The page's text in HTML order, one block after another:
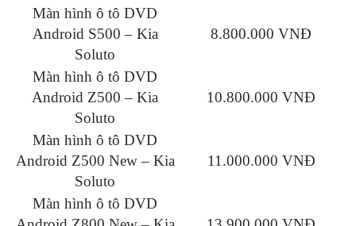
Màn hình ô tô DVD
Android S500 – Kia
Soluto
8.800.000 VNĐ
Màn hình ô tô DVD
Android Z500 – Kia
Soluto
10.800.000 VNĐ
Màn hình ô tô DVD
Android Z500 New – Kia
Soluto
11.000.000 VNĐ
Màn hình ô tô DVD